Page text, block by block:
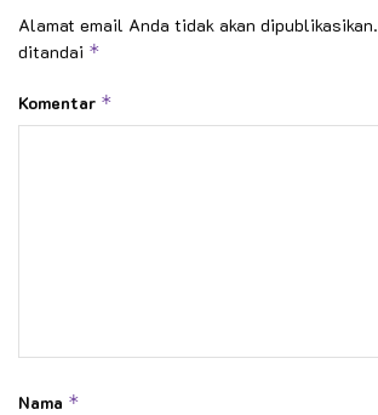
Alamat email Anda tidak akan dipublikasikan.
ditandai *
Komentar *
Nama *